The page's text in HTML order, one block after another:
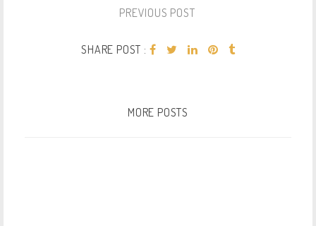
PREVIOUS POST
SHARE POST :
MORE POSTS